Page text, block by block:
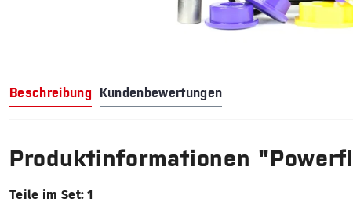
Beschreibung Kundenbewertungen
Produktinformationen
Teile im Set: 1